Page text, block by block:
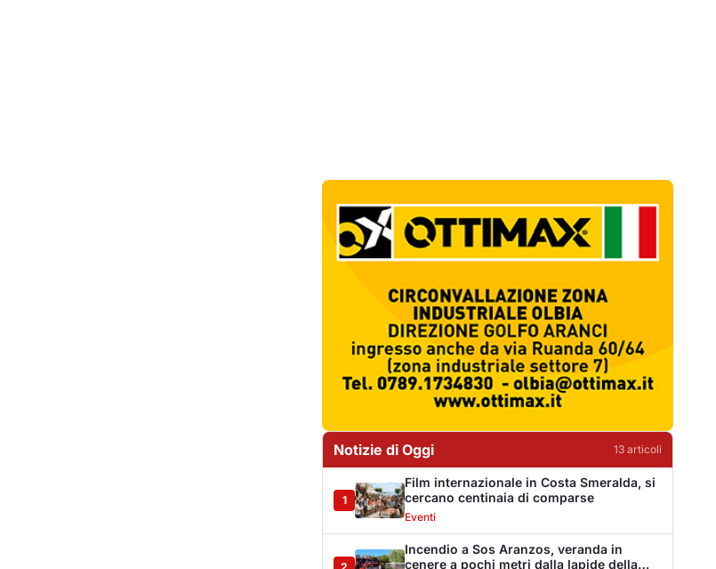
Notizie di Oggi 13articoli
1
Film internazionale in Costa Smeralda, si
cercano centinaia di comparse
Eventi
Incendio a Sos Aranzos, veranda in
cenere a pochi metri dalla lapide della